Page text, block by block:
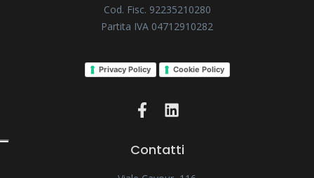
Cod. Fisc. 92235210280
Partita IVA 04712910282
Privacy Policy Cookie Policy
Contatti